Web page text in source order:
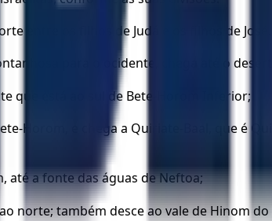
entre os filhos de Judá e os filhos de José.
para o ocidente, chega até o
que está ao sul de Bete-Horom Inferior;
Horom, e chega a Quiriate-Baal, que é
até a fonte das águas de Neftoa;
norte; também desce ao vale de Hinom